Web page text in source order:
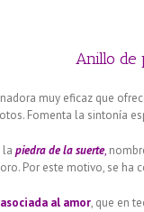
Anillo de
muy eficaz que
Fomenta la sintonía
lapiedra de la suerte,
Por este motivo, se ha
asociada al amor, que en